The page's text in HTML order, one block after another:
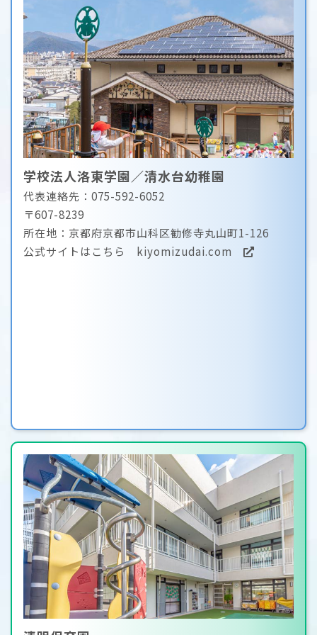
学校法人洛東学園／清水台幼稚園
代表連絡先：075-592-6052
〒607-8239
所在地：京都府京都市山科区勧修寺丸山町1-126
公式サイトはこちら kiyomizudai.com